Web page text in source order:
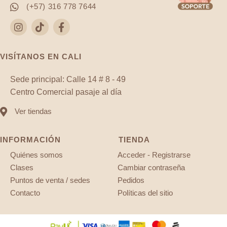
(+57) 316 778 7644
VISÍTANOS EN CALI
Sede principal: Calle 14 # 8 - 49
Centro Comercial pasaje al día
Ver tiendas
INFORMACIÓN
Quiénes somos
Clases
Puntos de venta / sedes
Contacto
TIENDA
Acceder - Registrarse
Cambiar contraseña
Pedidos
Políticas del sitio